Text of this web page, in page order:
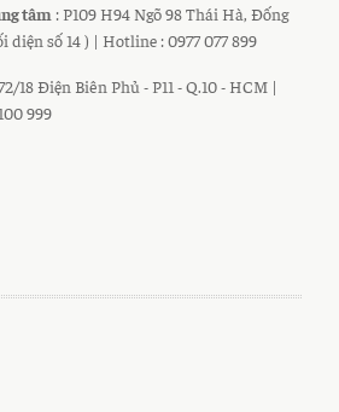
tâm : P109 H94 Ngõ 98 Thái Hà, Đống
diện số 14 ) | Hotline : 0977 077 899
18 Điện Biên Phủ - P11 - Q.10 - HCM |
999